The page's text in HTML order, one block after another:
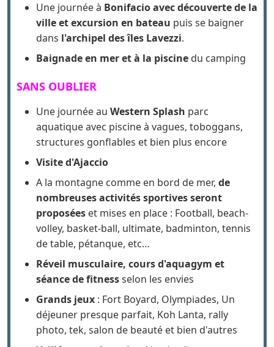
Une journée àBonifacio avec découverte de la
ville et excursion en bateaupuis se baigner
Une journée auWestern Splash parc
aquatique avec piscine à vagues, toboggans,
A la montagne comme en bord de mer,de
nombreuses activités sportives seront
proposéeset mises en place : Football, beach-
volley, basket-ball, ultimate, badminton, tennis
Réveil musculaire, cours d'aquagym et
Grands jeux: Fort Boyard, Olympiades, Un
déjeuner presque parfait, Koh Lanta, rally